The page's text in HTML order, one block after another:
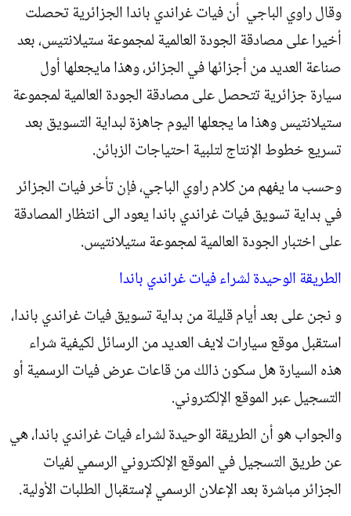
وقال راوي الباجي أن فيات غراندي باندا الجزائرية تحصلت
أخيرا على مصادقة الجودة العالمية لمجموعة ستيلانتيس، بعد
صناعة العديد من أجزائها في الجزائر، وهذا مايجعلها أول
سيارة جزائرية تتحصل على مصادقة الجودة العالمية لمجموعة
ستيلانتيس وهذا ما يجعلها اليوم جاهزة لبداية التسويق بعد
تسريع خطوط الإنتاج لتلبية احتياجات الزبائن.
وحسب ما يفهم من كلام راوي الباجي، فإن تأخر فيات الجزائر
في بداية تسويق فيات غراندي باندا يعود الى انتظار المصادقة
على اختبار الجودة العالمية لمجموعة ستيلانتيس.
الطريقة الوحيدة لشراء فيات غراندي باندا
و نجن على بعد أيام قليلة من بداية تسويق فيات غراندي باندا،
استقبل موقع سيارات لايف العديد من الرسائل لكيفية شراء
هذه السيارة هل سكون ذالك من قاعات عرض فيات الرسمية أو
التسجيل عبر الموقع الإلكتروني.
والجواب هو أن الطريقة الوحيدة لشراء فيات غراندي باندا، هي
عن طريق التسجيل في الموقع الإلكتروني الرسمي لفيات
الجزائر مباشرة بعد الإعلان الرسمي لإستقبال الطلبات الأولية.